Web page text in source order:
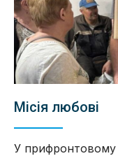
Місія любові
У прифронтовому